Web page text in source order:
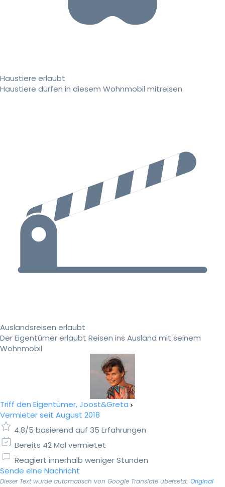
Haustiere erlaubt
Haustiere dürfen in diesem Wohnmobil mitreisen
Auslandsreisen erlaubt
Der Eigentümer erlaubt Reisen ins Ausland mit seinem
Wohnmobil
Triff den Eigentümer, Joost&Greta
Vermieter seit August 2018
4.8/5 basierend auf 35 Erfahrungen
Bereits 42 Mal vermietet
Reagiert innerhalb weniger Stunden
Sende eine Nachricht
Dieser Text wurde automatisch von Google Translate übersetzt. Original